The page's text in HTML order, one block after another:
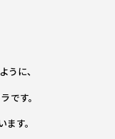
うに、
です。
す。